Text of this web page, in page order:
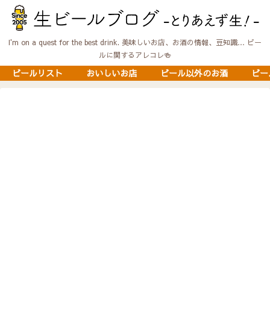
I'm on a quest for the best drink. 美味しいお店、お酒の情報、豆知識… ビー
ルに関するアレコレ🍻
ビールリスト おいしいお店 ビール以外のお酒 ビ